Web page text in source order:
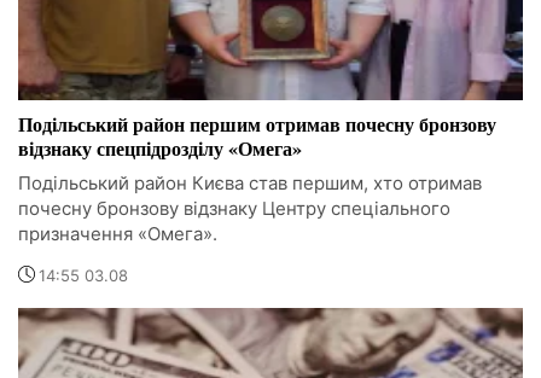
Подільський район першим отримав почесну бронзову
відзнаку спецпідрозділу «Омега»
Подільський район Києва став першим, хто отримав
почесну бронзову відзнаку Центру спеціального
призначення «Омега».
14:55 03.08